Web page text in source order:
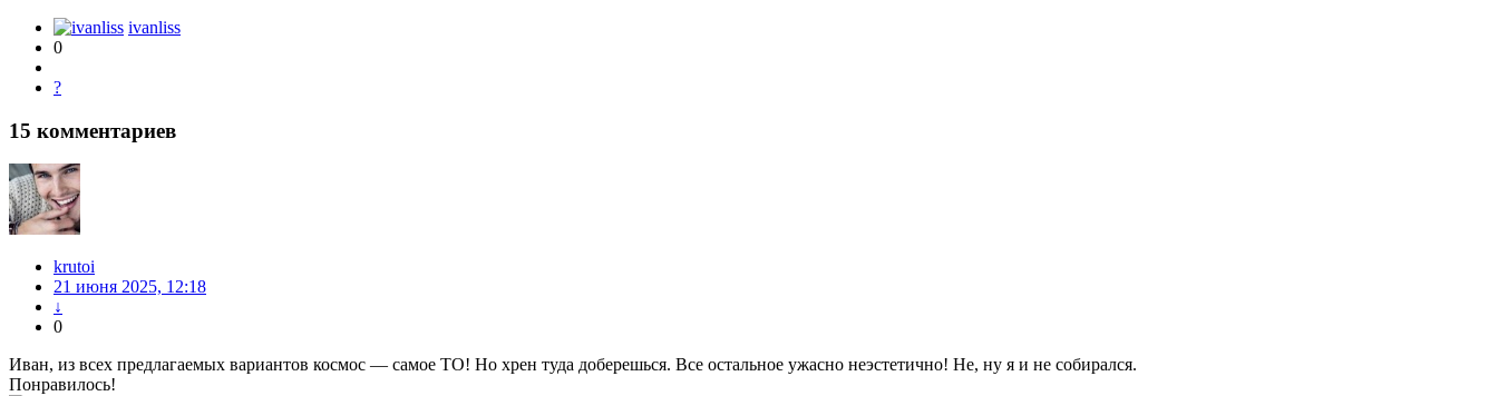
ivanliss
0
?
15 комментариев
krutoi
21 июня 2025, 12:18
↓
0
Иван, из всех предлагаемых вариантов космос — самое ТО! Но хрен туда доберешься. Все остальное ужасно неэстетично! Не, ну я и не собирался.
Понравилось!